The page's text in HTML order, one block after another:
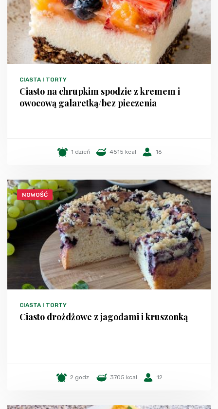
CIASTA I TORTY
Ciasto na chrupkim spodzie z kremem i
owocową galaretką/bez pieczenia
1 dzień 4515 kcal 16
NOWOŚĆ
CIASTA I TORTY
Ciasto drożdżowe z jagodami i kruszonką
2 godz. 3705 kcal 12